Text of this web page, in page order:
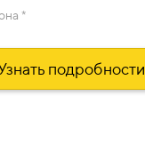
*
подробности